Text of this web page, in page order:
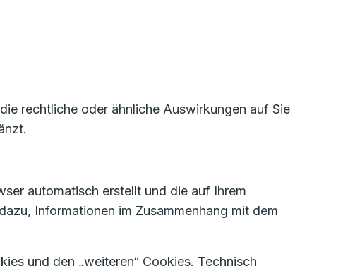
rechtliche oder ähnliche Auswirkungen auf Sie
automatisch erstellt und die auf Ihrem
Informationen im Zusammenhang mit dem
und den „weiteren“ Cookies. Technisch